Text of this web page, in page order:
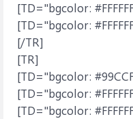
[TD="bgcolor:
[TD="bgcolor:
[/TR]
[TR]
[TD="bgcolor:
[TD="bgcolor:
[TD="bgcolor: